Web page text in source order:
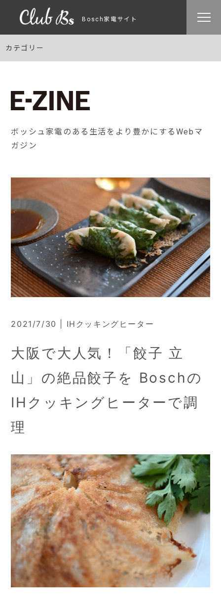
Bosch家電サイト
カテゴリー
ボッシュ家電のある生活をより豊かにするWebマ
ガジン
2021/7/30 | IHクッキングヒーター
大阪で大人気！「餃子 立
山」の絶品餃子を Boschの
IHクッキングヒーターで調
理